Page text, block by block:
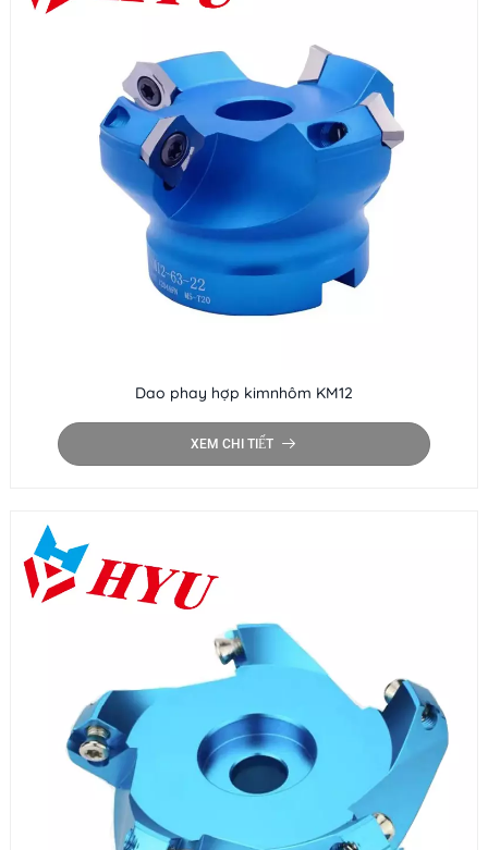
Dao phay hợp kimnhôm KM12
XEM CHI TIẾT